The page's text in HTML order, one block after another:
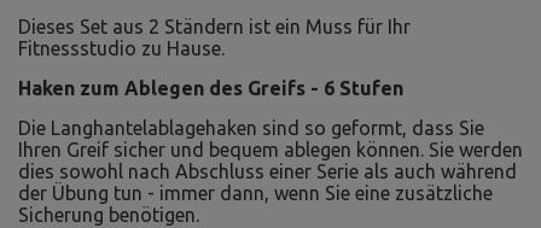
Dieses Set aus 2 Ständern ist ein Muss für Ihr
Fitnessstudio zu Hause.
Haken zum Ablegen des Greifs - 6 Stufen
Die Langhantelablagehaken sind so geformt, dass Sie
Ihren Greif sicher und bequem ablegen können. Sie werden
dies sowohl nach Abschluss einer Serie als auch während
der Übung tun - immer dann, wenn Sie eine zusätzliche
Sicherung benötigen.